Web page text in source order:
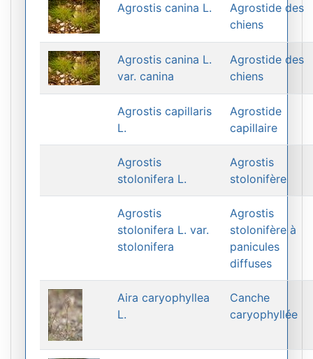
Agrostis canina L.
Agrostide des
chiens
Agrostis canina L.
var. canina
Agrostide des
chiens
Agrostis capillaris
L.
Agrostide
capillaire
Agrostis
stolonifera L.
Agrostis
stolonifère
Agrostis
stolonifera L. var.
stolonifera
Agrostis
stolonifère à
panicules
diffuses
Aira caryophyllea
L.
Canche
caryophyllée